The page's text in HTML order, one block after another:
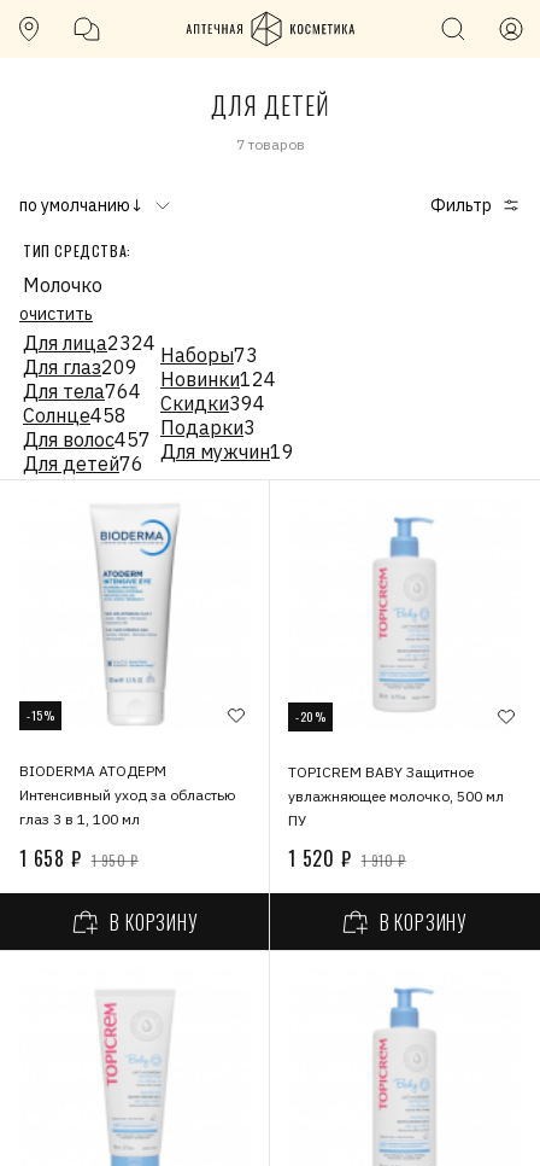
ДЛЯ ДЕТЕЙ
7 товаров
по умолчанию↓ Фильтр
ТИП СРЕДСТВА:
Молочко
очистить
Для лица2324
Для глаз209
Для тела764
Солнце458
Для волос457
Для детей76
Наборы73
Новинки124
Скидки394
Подарки3
Для мужчин19
-15%
BIODERMA АТОДЕРМ
Интенсивный уход за областью
глаз 3 в 1, 100 мл
1 658 ₽ 1 950 ₽
В КОРЗИНУ
-20%
TOPICREM BABY Защитное
увлажняющее молочко, 500 мл
ПУ
1 520 ₽ 1 910 ₽
В КОРЗИНУ